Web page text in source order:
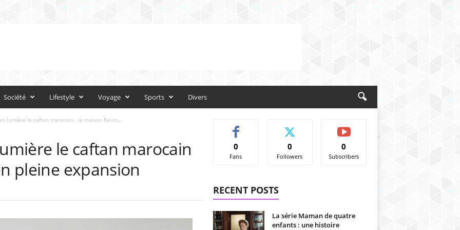
Société Lifestyle Voyage Sports Divers
lumière le caftan marocain : la maison Fatim...
le caftan marocain
pleine expansion
0
Fans
0
Followers
0
Subscribers
RECENT POSTS
La série Maman de quatre
enfants : une histoire